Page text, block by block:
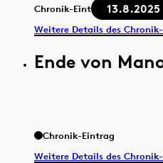
Chronik-Eintrag 13.8.2025
Weitere Details des
Ende von
Chronik-Eintrag
Weitere Details des